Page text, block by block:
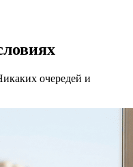
очередей и